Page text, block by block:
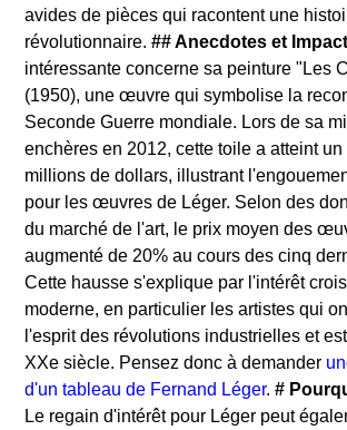
avides de pièces qui racontent une
révolutionnaire.## Anecdotes et Impact
intéressante concerne sa peinture "Les
(1950), une œuvre qui symbolise la
Seconde Guerre mondiale. Lors de sa
enchères en 2012, cette toile a atteint
millions de dollars, illustrant
pour les œuvres de Léger. Selon des
du marché de l'art, le prix moyen des
augmenté de 20% au cours des cinq
Cette hausse s'explique par l'intérêt
moderne, en particulier les artistes qui
l'esprit des révolutions industrielles et
XXe siècle. Pensez donc à demander
d'un tableau de Fernand Léger.#
Le regain d'intérêt pour Léger peut